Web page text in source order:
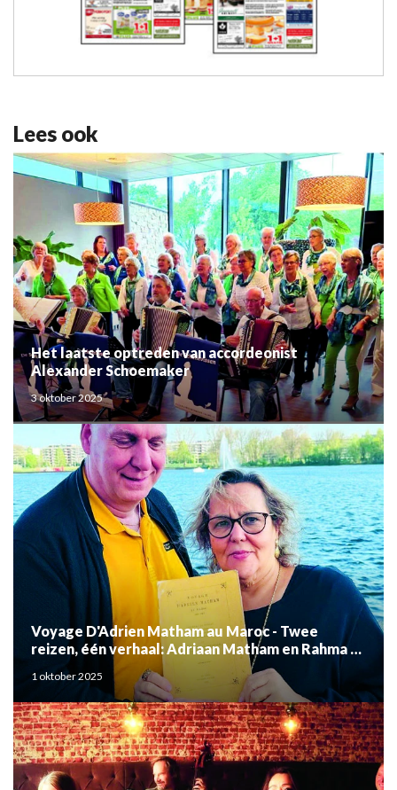
Lees ook
Het laatste optreden van accordeonist
Alexander Schoemaker
3 oktober 2025
Voyage D'Adrien Matham au Maroc - Twee
reizen, één verhaal: Adriaan Matham en Rahma el
Mouden
1 oktober 2025